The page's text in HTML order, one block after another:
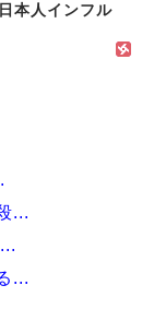
本人インフル
...
...